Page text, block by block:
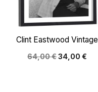
Clint Eastwood Vintage
64,00 €34,00 €